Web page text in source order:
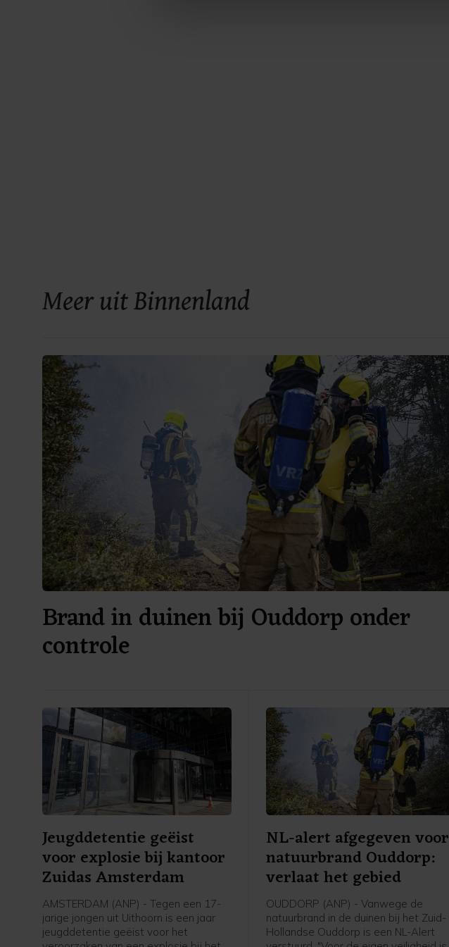
Meer uit Binnenland
Brand in duinen bij Ouddorp onder
controle
Jeugddetentie geëist
voor explosie bij kantoor
Zuidas Amsterdam
AMSTERDAM (ANP) - Tegen een 17-
jarige jongen uit Uithoorn is een jaar
jeugddetentie geëist voor het
NL-alert afgegeven voor
natuurbrand Ouddorp:
verlaat het gebied
OUDDORP (ANP) - Vanwege de
natuurbrand in de duinen bij het Zuid-
Hollandse Ouddorp is een NL-Alert